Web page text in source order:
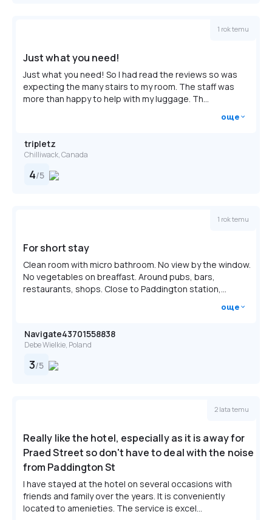
Какво трябва да знаеш?
Only registered guests are allowed in the
guestrooms.
This property welcomes guests of all sexual
orientations and gender identities (LGBTQ+ friendly).
tripletz
Chilliwack, Canada
4/5
1 rok temu
Just what you need!
Just what you need! So I had read the reviews so was
expecting the many stairs to my room. The staff was
more than happy to help with my luggage. Th...
още
Navigate43701558838
Debe Wielkie, Poland
3/5
1 rok temu
For short stay
Clean room with micro bathroom. No view by the window.
No vegetables on breaffast. Around pubs, bars,
restaurants, shops. Close to Paddington station,...
още
2 lata temu
Really like the hotel, especially as it is away for
Praed Street so don't have to deal with the noise
from Paddington St
I have stayed at the hotel on several occasions with
friends and family over the years. It is conveniently
located to amenieties. The service is excel...